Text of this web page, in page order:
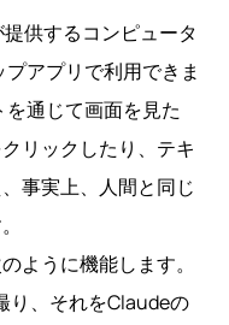
供するコンピュータ
アプリで利用できま
通じて画面を見た
リックしたり、テキ
事実上、人間と同じ
ように機能します。
り、それをClaudeの